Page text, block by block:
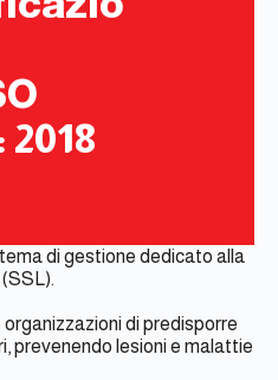
2018
di gestione dedicato alla
di predisporre
prevenendo lesioni e malattie